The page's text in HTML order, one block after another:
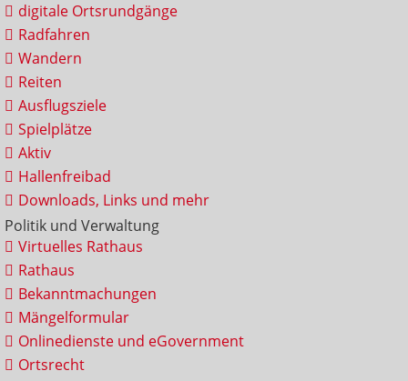
digitale Ortsrundgänge
Radfahren
Wandern
Reiten
Ausflugsziele
Spielplätze
Aktiv
Hallenfreibad
Downloads, Links und mehr
Politik und Verwaltung
Virtuelles Rathaus
Rathaus
Bekanntmachungen
Mängelformular
Onlinedienste und eGovernment
Ortsrecht